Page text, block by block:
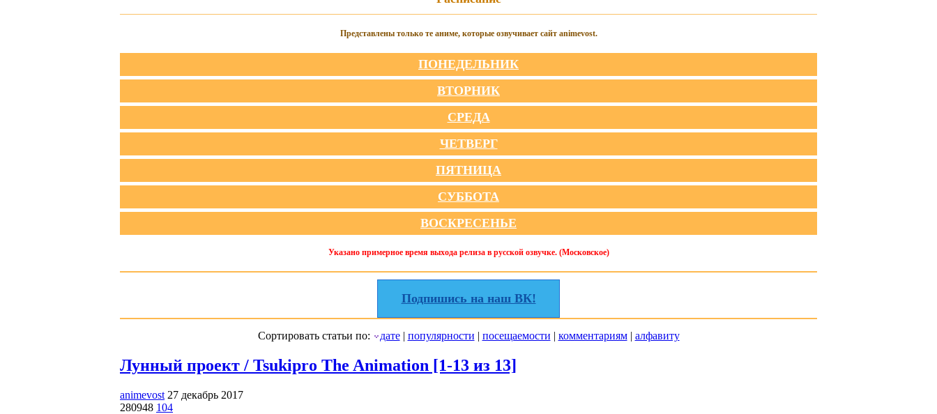
Представлены только те аниме, которые озвучивает сайт animevost.
ПОНЕДЕЛЬНИК
ВТОРНИК
СРЕДА
ЧЕТВЕРГ
ПЯТНИЦА
СУББОТА
ВОСКРЕСЕНЬЕ
Указано примерное время выхода релиза в русской озвучке. (Московское)
Подпишись на наш ВК!
Сортировать статьи по: дате| популярности | посещаемости | комментариям| алфавиту
Лунный проект / Tsukipro The Animation [1-13 из 13]
animevost 27 декабрь 2017
280948 104